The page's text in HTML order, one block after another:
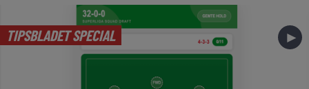
TIPSBLADET SPECIAL ►